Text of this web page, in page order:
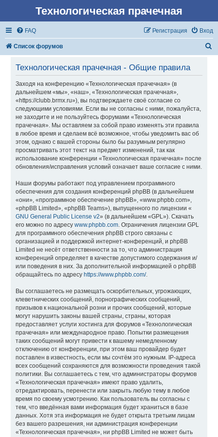
Технологическая прачечная
FAQ Вход
Регистрация
Список форумов
Технологическая прачечная - Общие правила
Заходя на конференцию «Технологическая прачечная» (в
дальнейшем «мы», «наш», «Технологическая прачечная»,
«https://clubb.brmx.ru»), вы подтверждаете своё согласие со
следующими условиями. Если вы не согласны с ними, пожалуйста,
не заходите и не пользуйтесь форумами «Технологическая
прачечная». Мы оставляем за собой право изменять эти правила
в любое время и сделаем всё возможное, чтобы уведомить вас об
этом, однако с вашей стороны было бы разумным регулярно
просматривать этот текст на предмет изменений, так как
использование конференции «Технологическая прачечная» после
обновления/исправления условий означает ваше согласие с ними.
Наши форумы работают под управлением программного
обеспечения для создания конференций phpBB (в дальнейшем
«они», «программное обеспечение phpBB», «www.phpbb.com»,
«phpBB Limited», «phpBB Teams»), выпущенного по лицензии «
GNU General Public License v2» (в дальнейшем «GPL»). Скачать
его можно по адресу www.phpbb.com. Ограничения лицензии GPL
для программного обеспечения phpBB строго связаны с
организацией и поддержкой интернет-конференций, и phpBB
Limited не несёт ответственности за то, что администрация
конференций определяет в качестве допустимого содержания и/
или поведения в них. За дополнительной информацией о phpBB
обращайтесь по адресу https://www.phpbb.com/.
Вы соглашаетесь не размещать оскорбительных, угрожающих,
клеветнических сообщений, порнографических сообщений,
призывов к национальной розни и прочих сообщений, которые
могут нарушить законы вашей страны, страны, которая
предоставляет услуги хостинга для форумов «Технологическая
прачечная» или международное право. Попытки размещения
таких сообщений могут привести к вашему немедленному
отключению от конференции, при этом ваш провайдер будет
поставлен в известность, если мы сочтём это нужным. IP-адреса
всех сообщений сохраняются для возможности проведения такой
политики. Вы соглашаетесь с тем, что администраторы форумов
«Технологическая прачечная» имеют право удалить,
отредактировать, перенести или закрыть любую тему в любое
время по своему усмотрению. Как пользователь вы согласны с
тем, что введённая вами информация будет храниться в базе
данных. Хотя эта информация не будет открыта третьим лицам
без вашего разрешения, ни администрация конференции
«Технологическая прачечная», ни phpBB Limited не может быть